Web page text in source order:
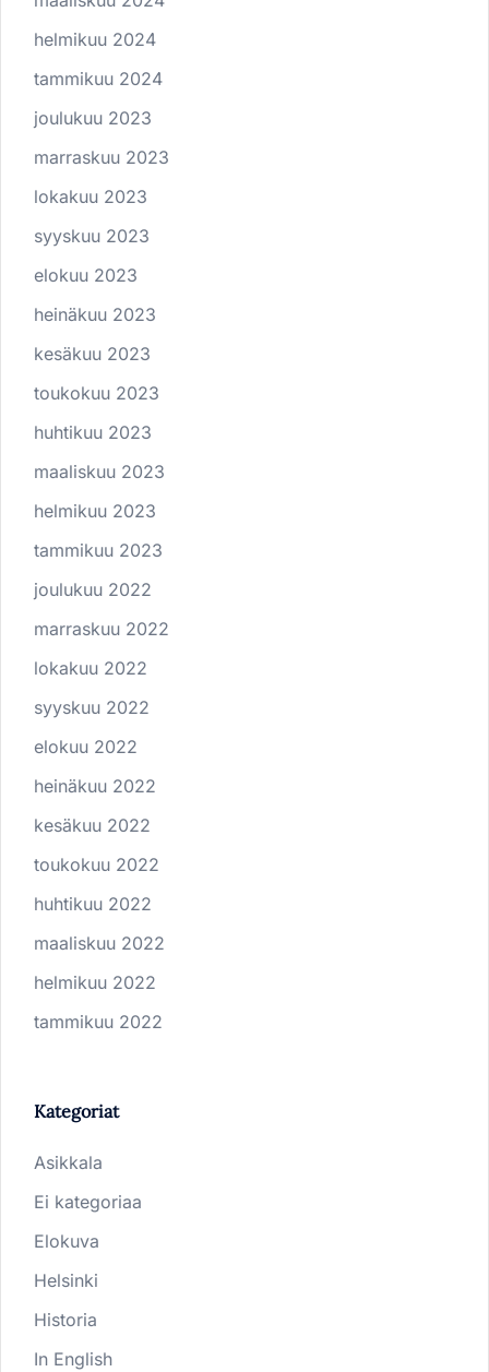
helmikuu 2024
tammikuu 2024
joulukuu 2023
marraskuu 2023
lokakuu 2023
syyskuu 2023
elokuu 2023
heinäkuu 2023
kesäkuu 2023
toukokuu 2023
huhtikuu 2023
maaliskuu 2023
helmikuu 2023
tammikuu 2023
joulukuu 2022
marraskuu 2022
lokakuu 2022
syyskuu 2022
elokuu 2022
heinäkuu 2022
kesäkuu 2022
toukokuu 2022
huhtikuu 2022
maaliskuu 2022
helmikuu 2022
tammikuu 2022
Kategoriat
Asikkala
Ei kategoriaa
Elokuva
Helsinki
Historia
In English